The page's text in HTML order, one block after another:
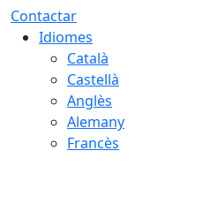
Contactar
Idiomes
Català
Castellà
Anglès
Alemany
Francès